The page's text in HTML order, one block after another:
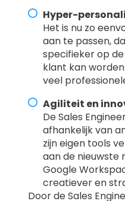
Hyper-
Het is nu zo
aan te passen,
specifieker op
klant kan
veel
Agiliteit en
De Sales
afhankelijk van
zijn eigen tools
aan de nieuwste
Google
creatiever en
Door de Sales